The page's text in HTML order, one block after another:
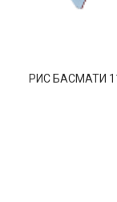
РИС БАСМАТИ